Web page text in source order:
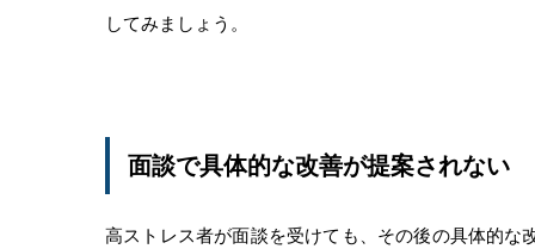
してみましょう。
面談で具体的な改善が提案されない
高ストレス者が面談を受けても、その後の具体的